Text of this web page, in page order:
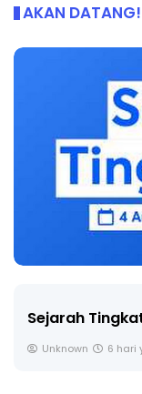
AKAN DATANG!
Sejarah
Unknown 6 hari